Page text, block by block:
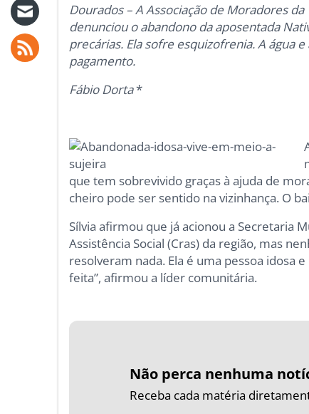
Dourados – A Associação de Moradores
denunciou o abandono da aposentada
precárias. Ela sofre esquizofrenia. A água
pagamento.
Fábio Dorta*
que tem sobrevivido graças à ajuda de
cheiro pode ser sentido na vizinhança. O
Sílvia afirmou que já acionou a Secretaria
Assistência Social (Cras) da região, mas
resolveram nada. Ela é uma pessoa idosa
feita”, afirmou a líder comunitária.
Não perca nenhuma
Receba cada matéria